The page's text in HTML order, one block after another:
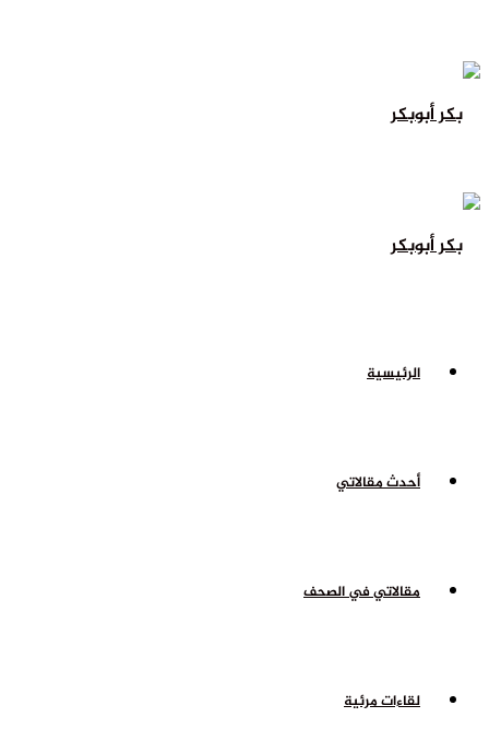
الرئيسية
أحدث مقالاتي
مقالاتي في الصحف
لقاءات مرئية